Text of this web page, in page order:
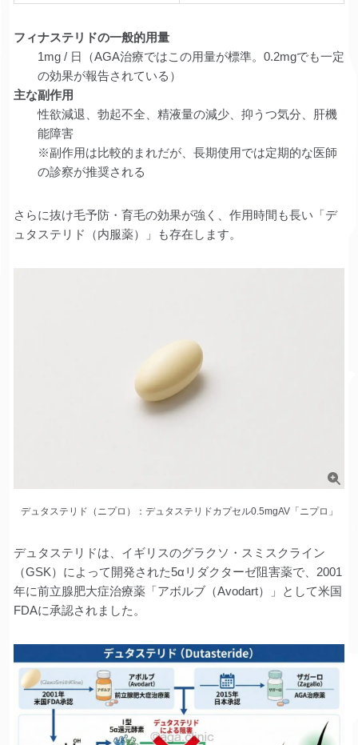
フィナステリドの一般的用量
1mg / 日（AGA治療ではこの用量が標準。0.2mgでも一定
の効果が報告されている）
主な副作用
性欲減退、勃起不全、精液量の減少、抑うつ気分、肝機
能障害
※副作用は比較的まれだが、長期使用では定期的な医師
の診察が推奨される
さらに抜け毛予防・育毛の効果が強く、作用時間も長い「デ
ュタステリド（内服薬）」も存在します。
デュタステリド（ニプロ）：デュタステリドカプセル0.5mgAV「ニプロ」
デュタステリドは、イギリスのグラクソ・スミスクライン
（GSK）によって開発された5αリダクターゼ阻害薬で、2001
年に前立腺肥大症治療薬「アボルブ（Avodart）」として米国
FDAに承認されました。